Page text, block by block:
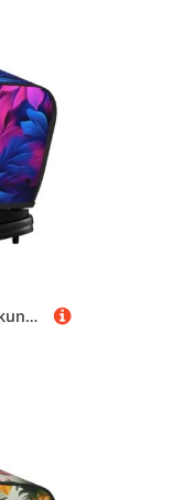
2 Scheiben Toaster-Abdeckung mit Taschen und Griff oben, kleine Brotbackmaschinen-Abdeckungen, blauer Hintergrund, Küche, kleine Geräte, waschbar, universelle Ofenabdeckungen